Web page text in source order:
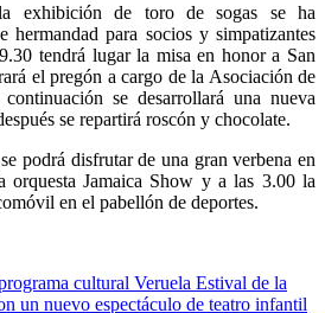
exhibición de toro de sogas se ha
hermandad para socios y simpatizantes
tendrá lugar la misa en honor a San
el pregón a cargo de la Asociación de
se desarrollará una nueva
se repartirá roscón y chocolate.
podrá disfrutar de una gran verbena en
orquesta Jamaica Show y a las 3.00 la
en el pabellón de deportes.
cultural Veruela Estival de la
un nuevo espectáculo de teatro infantil